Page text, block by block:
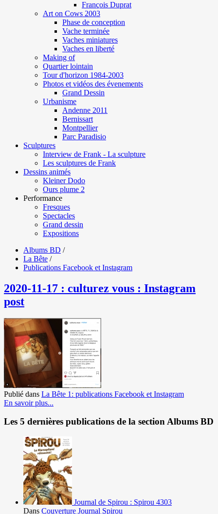
François Duprat
Art on Cows 2003
Phase de conception
Vache terminée
Vaches miniatures
Vaches en liberté
Making of
Quartier lointain
Tour d'horizon 1984-2003
Photos et vidéos des évenements
Grand Dessin
Urbanisme
Andenne 2011
Bernissart
Montpellier
Parc Paradisio
Sculptures
Interview de Frank - La sculpture
Les sculptures de Frank
Dessins animés
Kleiner Dodo
Ours plume 2
Performance
Fresques
Spectacles
Grand dessin
Expositions
Albums BD /
La Bête /
Publications Facebook et Instagram
2020-11-17 : culturez vous : Instagram
post
Publié dans La Bête 1: publications Facebook et Instagram
En savoir plus...
Les 5 dernières publications de la section Albums BD
Journal de Spirou : Spirou 4303
Dans Couverture Journal Spirou